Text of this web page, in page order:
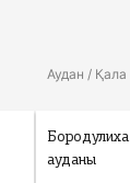
Аудан / Қала
Бородулиха
ауданы